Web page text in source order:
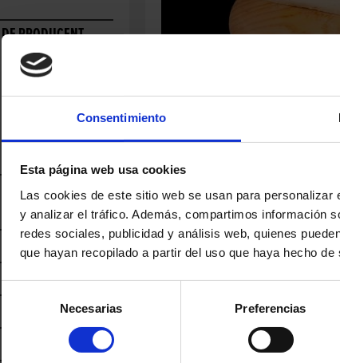
Consentimiento
Esta página web usa cookies
Las cookies de este sitio web se usan para
y analizar el tráfico. Además, compartimos información
redes sociales, publicidad y análisis web, quienes
que hayan recopilado a partir del uso que haya hecho
consentimiento
Necesarias Preferencias
DE PRODUCENT
LUIGI GUFFANTI
MONS FROMAGER
NEAL'S YARD DAIRY
THE FINE CHEESE CO.
MARCA DE CALIDAD
PAIS
REGIÓN
PRODUCTOS
RELACIONADOS
ALEGRANZA
+ info